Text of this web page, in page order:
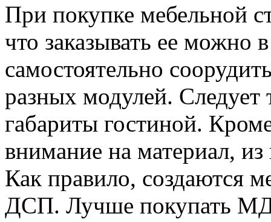
При покупке мебельной
что заказывать ее можно
самостоятельно
разных модулей. Следует
габариты гостиной.
внимание на материал, из
Как правило, создаются
ДСП. Лучше покупать